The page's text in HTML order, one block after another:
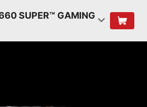
SUPER™ GAMING